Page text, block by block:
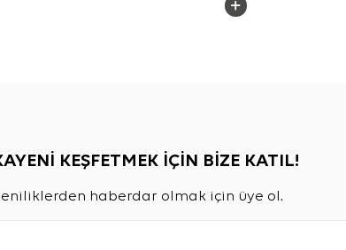
KEŞFETMEK İÇİN BİZE KATIL!
haberdar olmak için üye ol.